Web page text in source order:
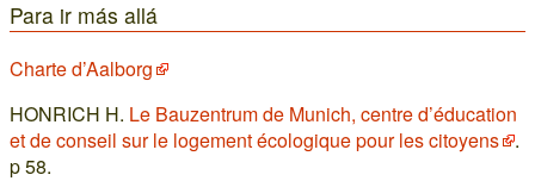
Para ir más allá
Charte d’Aalborg
HONRICH H. Le Bauzentrum de Munich, centre d’éducation
et de conseil sur le logement écologique pour les citoyens
.
p 58.